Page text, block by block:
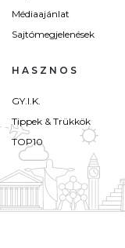
Médiaajánlat
Sajtómegjelenések
HASZNOS
GY.I.K.
Tippek & Trükkök
TOP10